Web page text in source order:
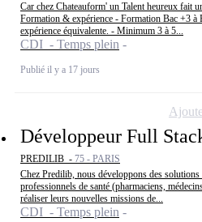
Car chez Chateauform' un Talent heureux fait
Formation & expérience - Formation Bac +3 à
expérience équivalente. - Minimum 3 à 5...
CDI - Temps plein
Publié il y a 17 jours
Développeur Full
PREDILIB - 75 - PARIS
Chez Predilib, nous développons des
professionnels de santé (pharmaciens,
réaliser leurs nouvelles missions de...
CDI - Temps plein